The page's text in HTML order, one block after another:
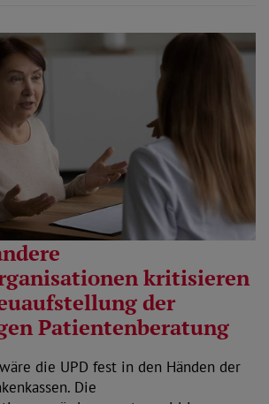
kritisieren
der
Patientenberatung
die UPD fest in den Händen der
Die